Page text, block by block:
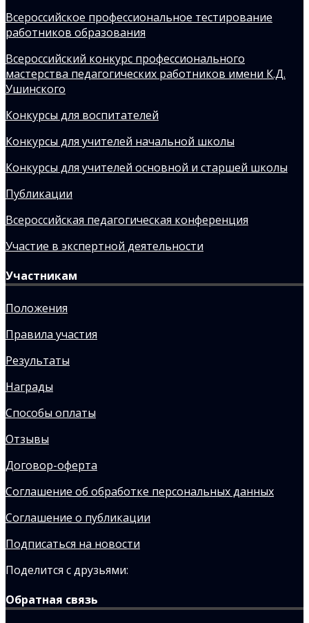
Всероссийское профессиональное тестирование
работников образования
Всероссийский конкурс профессионального
мастерства педагогических работников имени К.Д.
Ушинского
Конкурсы для воспитателей
Конкурсы для учителей начальной школы
Конкурсы для учителей основной и старшей школы
Публикации
Всероссийская педагогическая конференция
Участие в экспертной деятельности
Участникам
Положения
Правила участия
Результаты
Награды
Способы оплаты
Отзывы
Договор-оферта
Соглашение об обработке персональных данных
Соглашение о публикации
Подписаться на новости
Поделится с друзьями:
Обратная связь